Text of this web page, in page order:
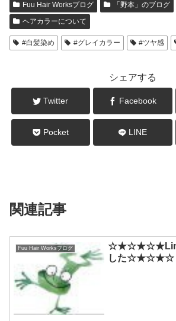
Fuu Hair Worksブログ 「野本」のブログ
ヘアカラーについて
#白髪染め #グレイカラー #ツヤ感
シェアする
Twitter Facebook
Pocket LINE
関連記事
Fuu Hair Worksブログ
☆★☆★☆★Link
した☆★☆★☆